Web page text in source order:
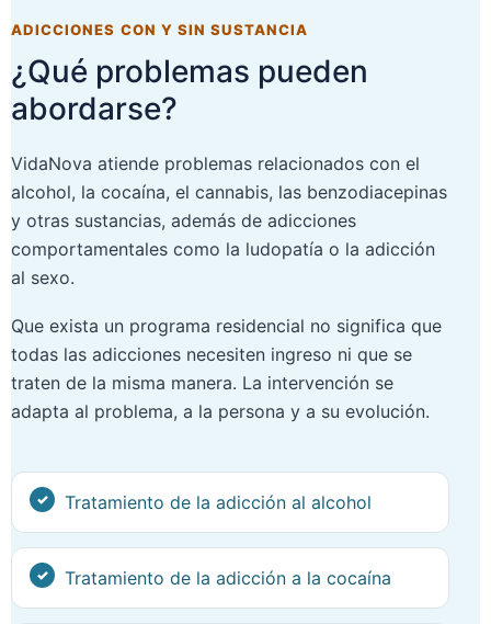
ADICCIONES CON Y SIN SUSTANCIA
¿Qué problemas pueden
abordarse?
VidaNova atiende problemas relacionados con el
alcohol, la cocaína, el cannabis, las benzodiacepinas
y otras sustancias, además de adicciones
comportamentales como la ludopatía o la adicción
al sexo.
Que exista un programa residencial no significa que
todas las adicciones necesiten ingreso ni que se
traten de la misma manera. La intervención se
adapta al problema, a la persona y a su evolución.
Tratamiento de la adicción al alcohol
Tratamiento de la adicción a la cocaína